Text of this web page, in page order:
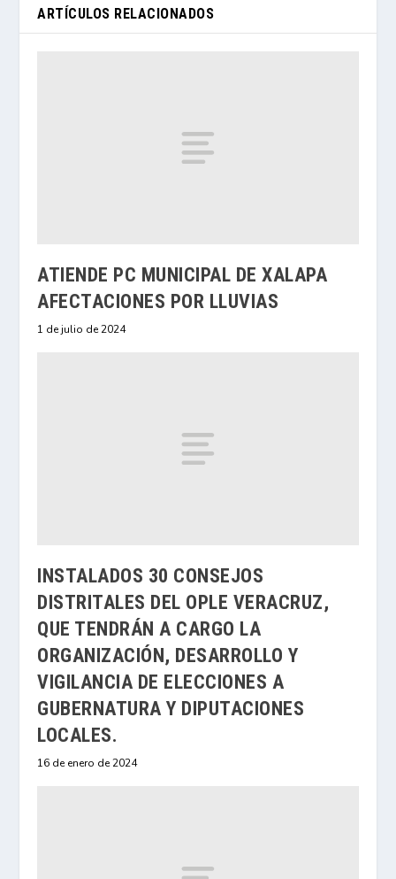
ARTÍCULOS RELACIONADOS
ATIENDE PC MUNICIPAL DE XALAPA
AFECTACIONES POR LLUVIAS
1 de julio de 2024
INSTALADOS 30 CONSEJOS
DISTRITALES DEL OPLE VERACRUZ,
QUE TENDRÁN A CARGO LA
ORGANIZACIÓN, DESARROLLO Y
VIGILANCIA DE ELECCIONES A
GUBERNATURA Y DIPUTACIONES
LOCALES.
16 de enero de 2024